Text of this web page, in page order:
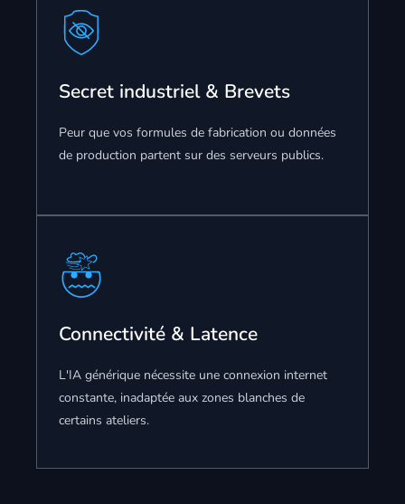
Fine-Tuning (Entraînement
spécifique)
Nous entraînons le modèle sur vos propres
d'incidents) pour qu'il comprenne les subtilités
uniques de votre usine.
Secret industriel & Brevets
Peur que vos formules de fabrication ou données
de production partent sur des serveurs publics.
Souveraineté des données
Nous déployons des modèles locaux (sur vos
données sensibles ne sortent jamais de l'enceinte
de l'usine.
Connectivité & Latence
L'IA générique nécessite une connexion internet
constante, inadaptée aux zones blanches de
certains ateliers.